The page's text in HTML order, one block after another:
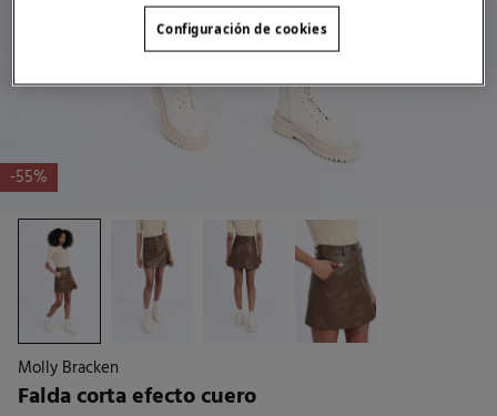
-55%
Molly Bracken
Falda corta efecto cuero
Configuración de cookies